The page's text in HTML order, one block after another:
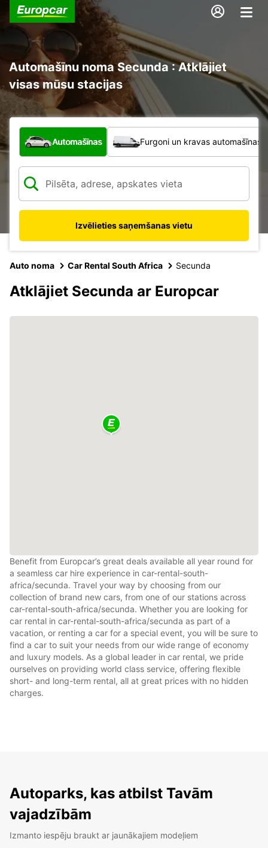
Automašīnu noma Secunda : Atklājiet
visas mūsu stacijas
Kāda veida transportlīdzeklis?
Automašīnas Furgoni un kravas automašīnas
Izvēlieties saņemšanas vietu
Auto noma Car Rental South Africa Secunda
Atklājiet Secunda ar Europcar
Benefit from Europcar’s great deals available all year round for
a seamless car hire experience in car-rental-south-
africa/secunda. Travel your way by choosing from our
collection of brand new cars, from one of our stations across
car-rental-south-africa/secunda. Whether you are looking for
car rental in car-rental-south-africa/secunda as part of a
vacation, or renting a car for a special event, you will be sure to
find a car to suit your needs from our wide range of economy
and luxury models. As a global leader in car rental, we pride
ourselves on providing world class service, offering flexible
short- and long-term rental, all at great prices with no hidden
charges.
Autoparks, kas atbilst Tavām
vajadzībām
Izmanto iespēju braukt ar jaunākajiem modeļiem